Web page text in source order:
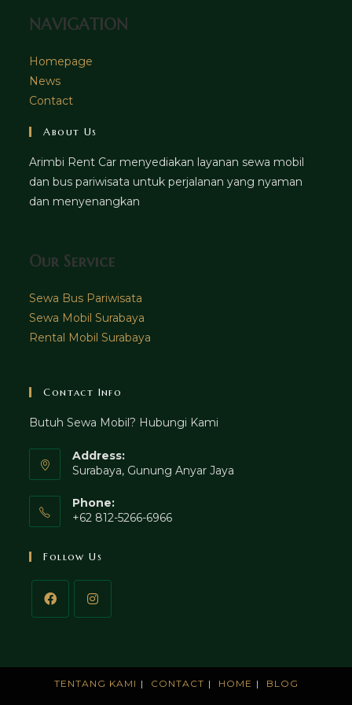
NAVIGATION
Homepage
News
Contact
About Us
Arimbi Rent Car menyediakan layanan sewa mobil
dan bus pariwisata untuk perjalanan yang nyaman
dan menyenangkan
Our Service
Sewa Bus Pariwisata
Sewa Mobil Surabaya
Rental Mobil Surabaya
Contact Info
Butuh Sewa Mobil? Hubungi Kami
Address:
Surabaya, Gunung Anyar Jaya
Phone:
+62 812-5266-6966
Follow Us
TENTANG KAMI CONTACT HOME BLOG